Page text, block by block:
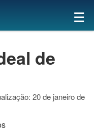
×
☰
de
20 de janeiro de